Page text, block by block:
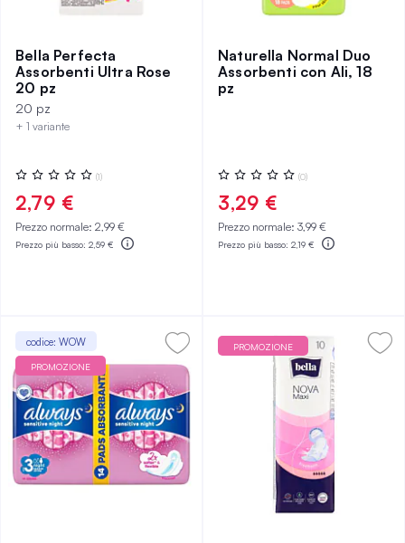
Bella Perfecta
Assorbenti Ultra Rose
20 pz
20 pz
+ 1 variante
Valutazione:
0%
(1)
2,79 €
Prezzo normale: 2,99 €
Prezzo più basso: 2,59 €
Naturella Normal Duo
Assorbenti con Ali, 18
pz
Valutazione:
0%
(0)
3,29 €
Prezzo normale: 3,99 €
Prezzo più basso: 2,19 €
codice: WOW
PROMOZIONE
PROMOZIONE